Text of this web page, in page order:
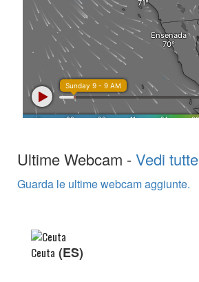
Ultime Webcam -Vedi tutte
Guarda le ultime webcam aggiunte.
Ceuta (ES)